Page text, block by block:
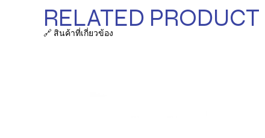
RELATED PRODUCT
🔗 สินค้าที่เกี่ยวข้อง